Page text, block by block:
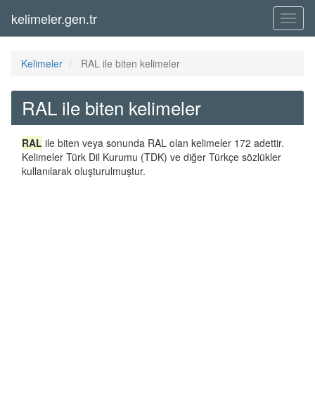
Menü
kelimeler.gen.tr
Kelimeler RAL ile biten kelimeler
RAL ile biten kelimeler
RAL ile biten veya sonunda RAL olan kelimeler 172 adettir.
Kelimeler Türk Dil Kurumu (TDK) ve diğer Türkçe sözlükler
kullanılarak oluşturulmuştur.